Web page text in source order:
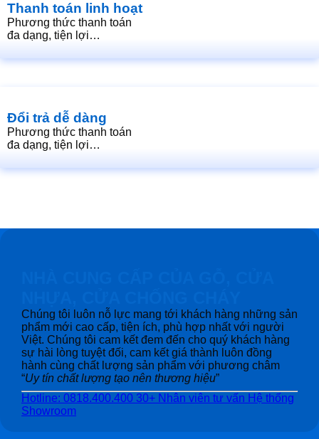
Thanh toán linh hoạt
Phương thức thanh toán
đa dạng, tiện lợi…
Đổi trả dễ dàng
Phương thức thanh toán
đa dạng, tiện lợi…
Chúng tôi luôn nỗ lực mang tới khách hàng những sản
phẩm mới cao cấp, tiện ích, phù hợp nhất với người
Việt. Chúng tôi cam kết đem đến cho quý khách hàng
sự hài lòng tuyệt đối, cam kết giá thành luôn đồng
hành cùng chất lượng sản phẩm với phương châm
“Uy tín chất lượng tạo nên thương hiệu”
Hotline: 0818.400.400 30+ Nhân viên tư vấn Hệ thống
Showroom